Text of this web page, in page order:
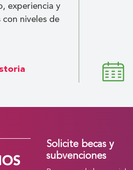
experiencia y
niveles de
Solicite becas y
subvenciones